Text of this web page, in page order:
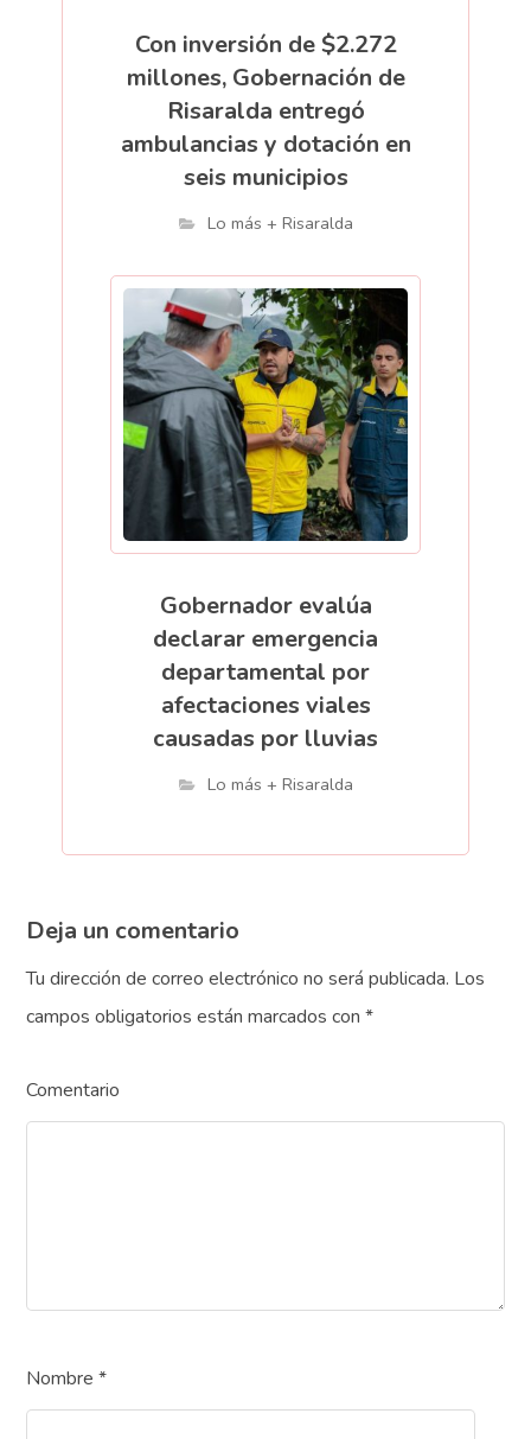
Con inversión de $2.272
millones, Gobernación de
Risaralda entregó
ambulancias y dotación en
seis municipios
Lo más + Risaralda
Gobernador evalúa
declarar emergencia
departamental por
afectaciones viales
causadas por lluvias
Lo más + Risaralda
Deja un comentario
Tu dirección de correo electrónico no será publicada. Los
campos obligatorios están marcados con*
Comentario
Nombre*